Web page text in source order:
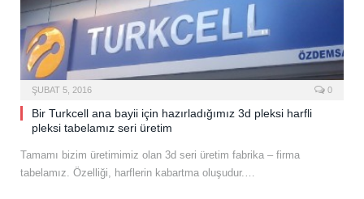
ŞUBAT 5, 2016 0
Bir Turkcell ana bayii için hazırladığımız 3d pleksi harfli
pleksi tabelamız seri üretim
Tamamı bizim üretimimiz olan 3d seri üretim fabrika – firma
tabelamız. Özelliği, harflerin kabartma oluşudur.…